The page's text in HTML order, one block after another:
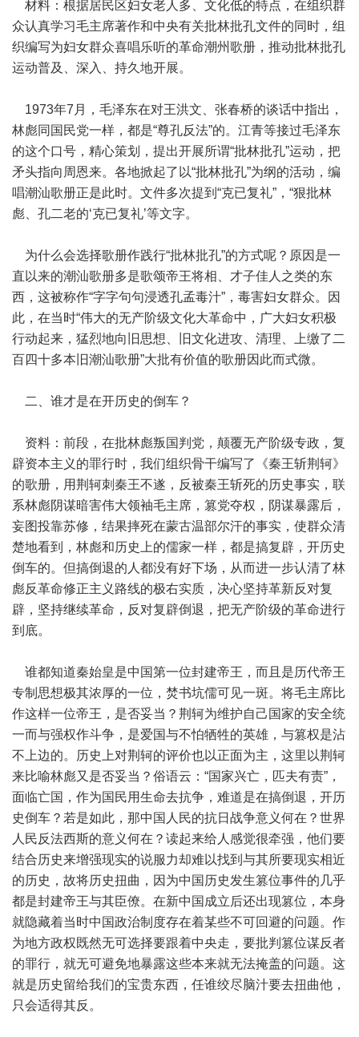
材料：根据居民区妇女老人多、文化低的特点，在组织群
众认真学习毛主席著作和中央有关批林批孔文件的同时，组
织编写为妇女群众喜唱乐听的革命潮州歌册，推动批林批孔
运动普及、深入、持久地开展。
1973年7月，毛泽东在对王洪文、张春桥的谈话中指出，
林彪同国民党一样，都是“尊孔反法”的。江青等接过毛泽东
的这个口号，精心策划，提出开展所谓“批林批孔”运动，把
矛头指向周恩来。各地掀起了以“批林批孔”为纲的活动，编
唱潮汕歌册正是此时。文件多次提到“克已复礼”，“狠批林
彪、孔二老的‘克已复礼’等文字。
为什么会选择歌册作践行“批林批孔”的方式呢？原因是一
直以来的潮汕歌册多是歌颂帝王将相、才子佳人之类的东
西，这被称作“字字句句浸透孔孟毒汁”，毒害妇女群众。因
此，在当时“伟大的无产阶级文化大革命中，广大妇女积极
行动起来，猛烈地向旧思想、旧文化进攻、清理、上缴了二
百四十多本旧潮汕歌册”大批有价值的歌册因此而式微。
二、谁才是在开历史的倒车？
资料：前段，在批林彪叛国判党，颠覆无产阶级专政，复
辟资本主义的罪行时，我们组织骨干编写了《秦王斩荆轲》
的歌册，用荆轲刺秦王不遂，反被秦王斩死的历史事实，联
系林彪阴谋暗害伟大领袖毛主席，篡党夺权，阴谋暴露后，
妄图投靠苏修，结果摔死在蒙古温部尔汗的事实，使群众清
楚地看到，林彪和历史上的儒家一样，都是搞复辟，开历史
倒车的。但搞倒退的人都没有好下场，从而进一步认清了林
彪反革命修正主义路线的极右实质，决心坚持革新反对复
辟，坚持继续革命，反对复辟倒退，把无产阶级的革命进行
到底。
谁都知道秦始皇是中国第一位封建帝王，而且是历代帝王
专制思想极其浓厚的一位，焚书坑儒可见一斑。将毛主席比
作这样一位帝王，是否妥当？荆轲为维护自己国家的安全统
一而与强权作斗争，是爱国与不怕牺牲的英雄，与篡权是沾
不上边的。历史上对荆轲的评价也以正面为主，这里以荆轲
来比喻林彪又是否妥当？俗语云：“国家兴亡，匹夫有责”，
面临亡国，作为国民用生命去抗争，难道是在搞倒退，开历
史倒车？若是如此，那中国人民的抗日战争意义何在？世界
人民反法西斯的意义何在？读起来给人感觉很牵强，他们要
结合历史来增强现实的说服力却难以找到与其所要现实相近
的历史，故将历史扭曲，因为中国历史发生篡位事件的几乎
都是封建帝王与其臣僚。在新中国成立后还出现篡位，本身
就隐藏着当时中国政治制度存在着某些不可回避的问题。作
为地方政权既然无可选择要跟着中央走，要批判篡位谋反者
的罪行，就无可避免地暴露这些本来就无法掩盖的问题。这
就是历史留给我们的宝贵东西，任谁绞尽脑汁要去扭曲他，
只会适得其反。